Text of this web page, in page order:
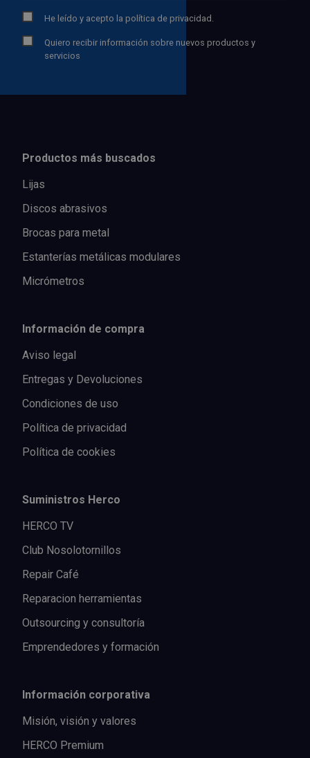
He leído y acepto la política de privacidad.
Quiero recibir información sobre nuevos productos y
servicios
Productos más buscados
Lijas
Discos abrasivos
Brocas para metal
Estanterías metálicas modulares
Micrómetros
Información de compra
Aviso legal
Entregas y Devoluciones
Condiciones de uso
Política de privacidad
Política de cookies
Suministros Herco
HERCO TV
Club Nosolotornillos
Repair Café
Reparacion herramientas
Outsourcing y consultoría
Emprendedores y formación
Información corporativa
Misión, visión y valores
HERCO Premium